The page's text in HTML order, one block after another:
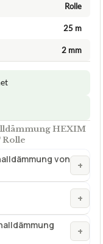
Rolle
25 m
2 mm
HEXIM
Rolle
von
+
+
+